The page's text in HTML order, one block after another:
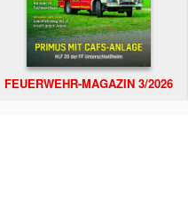
FEUERWEHR-MAGAZIN 3/2026